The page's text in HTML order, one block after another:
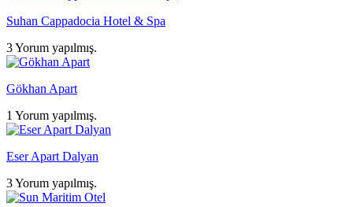
Suhan Cappadocia Hotel & Spa
3 Yorum yapılmış.
Gökhan Apart
1 Yorum yapılmış.
Eser Apart Dalyan
3 Yorum yapılmış.